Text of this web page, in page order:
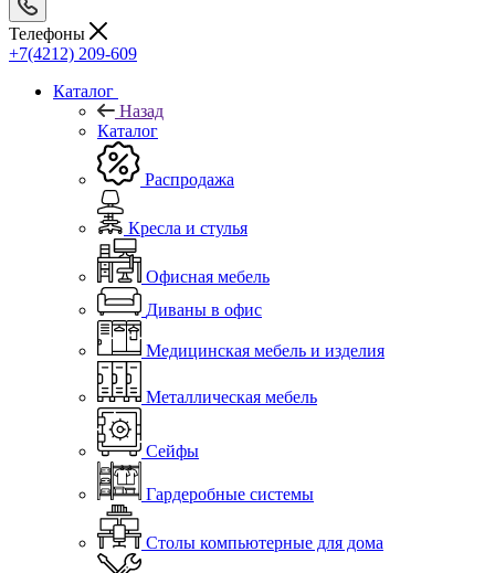
Телефоны
+7(4212) 209-609
Каталог
Назад
Каталог
Распродажа
Кресла и стулья
Офисная мебель
Диваны в офис
Медицинская мебель и изделия
Металлическая мебель
Сейфы
Гардеробные системы
Столы компьютерные для дома